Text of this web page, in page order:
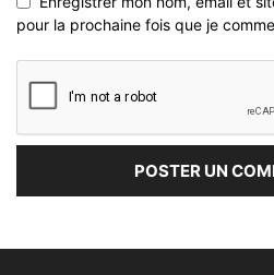
pour la prochaine fois que je